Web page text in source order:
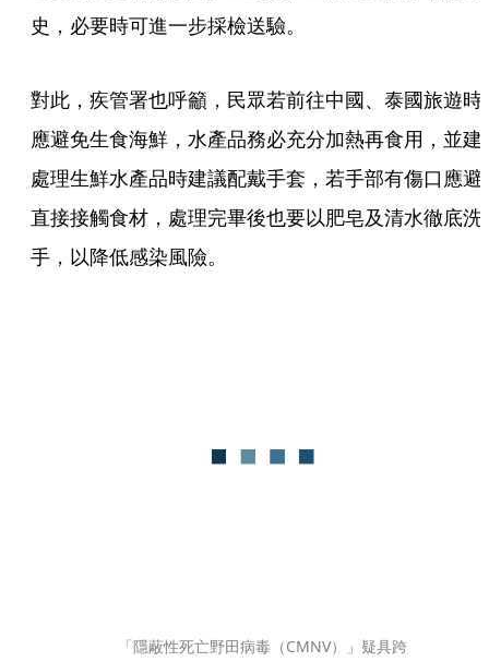
史，必要時可進一步採檢送驗。
對此，疾管署也呼籲，民眾若前往中國、泰國旅遊時
應避免生食海鮮，水產品務必充分加熱再食用，並建
處理生鮮水產品時建議配戴手套，若手部有傷口應避
直接接觸食材，處理完畢後也要以肥皂及清水徹底洗
手，以降低感染風險。
「隱蔽性死亡野田病毒（CMNV）」疑具跨